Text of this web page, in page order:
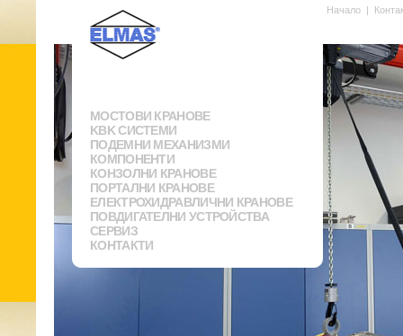
МОСТОВИ КРАНОВЕ
KBK СИСТЕМИ
ПОДЕМНИ МЕХАНИЗМИ
КОМПОНЕНТИ
КОНЗОЛНИ КРАНОВЕ
ПОРТАЛНИ КРАНОВЕ
ЕЛЕКТРОХИДРАВЛИЧНИ КРАНОВЕ
ПОВДИГАТЕЛНИ УСТРОЙСТВА
СЕРВИЗ
КОНТАКТИ
Начало |